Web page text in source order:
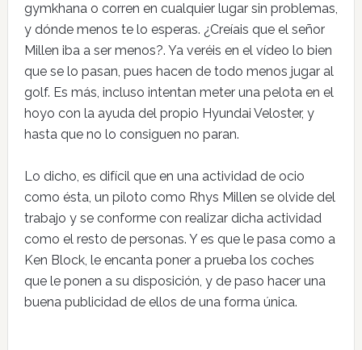
gymkhana o corren en cualquier lugar sin problemas,
y dónde menos te lo esperas. ¿Creíais que el señor
Millen iba a ser menos?. Ya veréis en el vídeo lo bien
que se lo pasan, pues hacen de todo menos jugar al
golf. Es más, incluso intentan meter una pelota en el
hoyo con la ayuda del propio Hyundai Veloster, y
hasta que no lo consiguen no paran.
Lo dicho, es difícil que en una actividad de ocio
como ésta, un piloto como Rhys Millen se olvide del
trabajo y se conforme con realizar dicha actividad
como el resto de personas. Y es que le pasa como a
Ken Block, le encanta poner a prueba los coches
que le ponen a su disposición, y de paso hacer una
buena publicidad de ellos de una forma única.